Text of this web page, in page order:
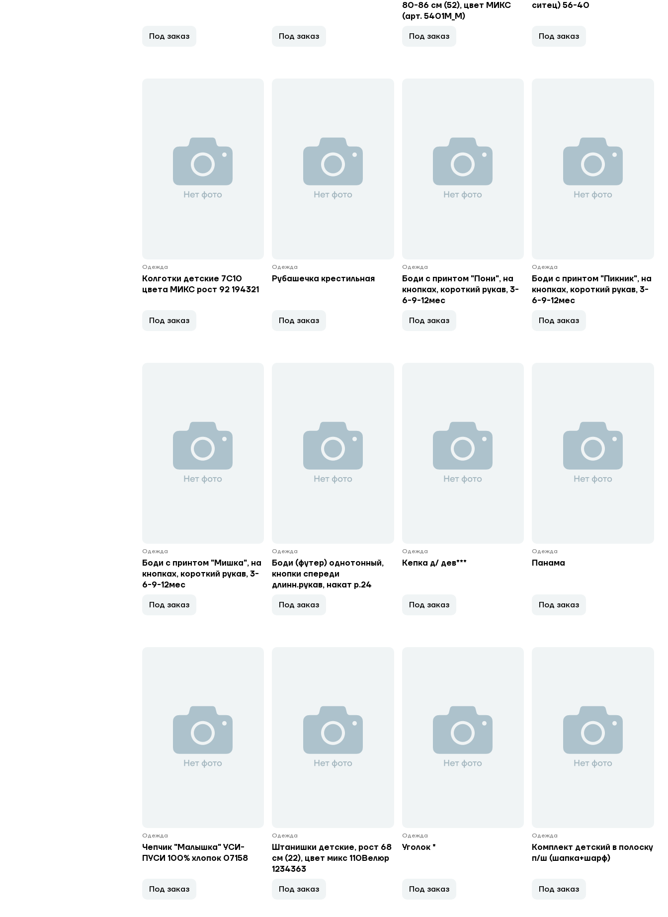
Под заказ Под заказ
80-86 см (52), цвет МИКС
(арт. 5401М_М)
Под заказ
ситец) 56-40
Под заказ
Одежда
Колготки детские 7С10
цвета МИКС рост 92 194321
Под заказ
Одежда
Рубашечка крестильная
Под заказ
Одежда
Боди с принтом "Пони", на
кнопках, короткий рукав, 3-
6-9-12мес
Под заказ
Одежда
Боди с принтом "Пикник", на
кнопках, короткий рукав, 3-
6-9-12мес
Под заказ
Одежда
Боди с принтом "Мишка", на
кнопках, короткий рукав, 3-
6-9-12мес
Под заказ
Одежда
Боди (футер) однотонный,
кнопки спереди
длинн.рукав, накат р.24
Под заказ
Одежда
Кепка д/ дев***
Под заказ
Одежда
Панама
Под заказ
Одежда
Чепчик "Малышка" УСИ-
ПУСИ 100% хлопок 07158
Под заказ
Одежда
Штанишки детские, рост 68
см (22), цвет микс 110Велюр
1234363
Под заказ
Одежда
Уголок *
Под заказ
Одежда
Комплект детский в полоску
п/ш (шапка+шарф)
Под заказ